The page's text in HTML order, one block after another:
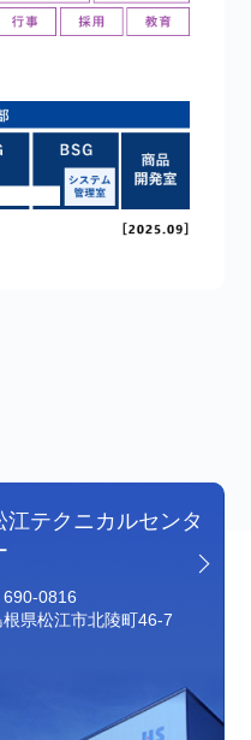
江テクニカルセンタ
690-0816
根県松江市北陵町46-7